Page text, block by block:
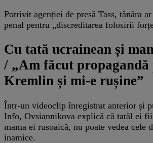
Potrivit agenției de presă Tass, tânăra
penal pentru „discreditarea folosirii
Cu tată ucrainean și
/ „Am făcut
Kremlin și mi-e rușine”
Într-un videoclip înregistrat anterior și
Info, Ovsiannikova explică că tatăl ei
mama ei rusoaică, nu poate vedea cele
inamice.